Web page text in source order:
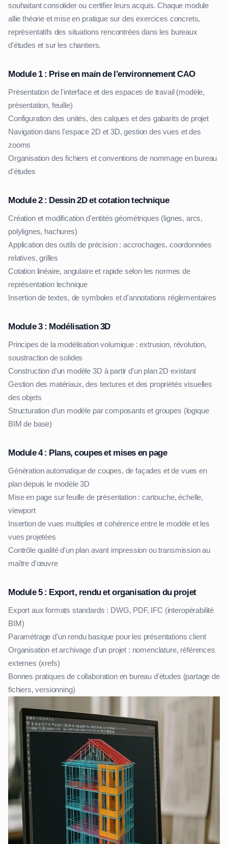
souhaitant consolider ou certifier leurs acquis. Chaque module
allie théorie et mise en pratique sur des exercices concrets,
représentatifs des situations rencontrées dans les bureaux
d'études et sur les chantiers.
Module 1 : Prise en main de l'environnement CAO
Présentation de l'interface et des espaces de travail (modèle,
présentation, feuille)
Configuration des unités, des calques et des gabarits de projet
Navigation dans l'espace 2D et 3D, gestion des vues et des
zooms
Organisation des fichiers et conventions de nommage en bureau
d'études
Module 2 : Dessin 2D et cotation technique
Création et modification d'entités géométriques (lignes, arcs,
polylignes, hachures)
Application des outils de précision : accrochages, coordonnées
relatives, grilles
Cotation linéaire, angulaire et rapide selon les normes de
représentation technique
Insertion de textes, de symboles et d'annotations réglementaires
Module 3 : Modélisation 3D
Principes de la modélisation volumique : extrusion, révolution,
soustraction de solides
Construction d'un modèle 3D à partir d'un plan 2D existant
Gestion des matériaux, des textures et des propriétés visuelles
des objets
Structuration d'un modèle par composants et groupes (logique
BIM de base)
Module 4 : Plans, coupes et mises en page
Génération automatique de coupes, de façades et de vues en
plan depuis le modèle 3D
Mise en page sur feuille de présentation : cartouche, échelle,
viewport
Insertion de vues multiples et cohérence entre le modèle et les
vues projetées
Contrôle qualité d'un plan avant impression ou transmission au
maître d'œuvre
Module 5 : Export, rendu et organisation du projet
Export aux formats standards : DWG, PDF, IFC (interopérabilité
BIM)
Paramétrage d'un rendu basique pour les présentations client
Organisation et archivage d'un projet : nomenclature, références
externes (xrefs)
Bonnes pratiques de collaboration en bureau d'études (partage de
fichiers, versionning)